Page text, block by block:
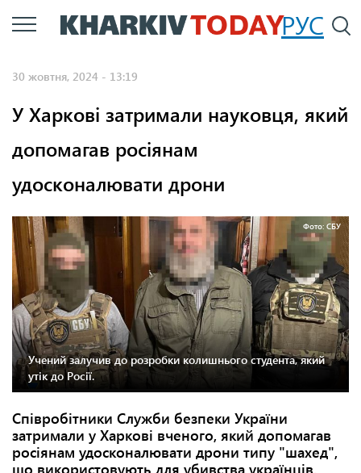
Перейти
до
РУС
30 жовтня, 2024 - 13:19
У Харкові затримали науковця, який
допомагав росіянам
удосконалювати дрони
Фото: СБУ
Учений залучив до розробки колишнього студента, який
утік до Росії.
Співробітники Служби безпеки України
затримали у Харкові вченого, який допомагав
росіянам удосконалювати дрони типу "шахед",
що використовують для убивства українців.